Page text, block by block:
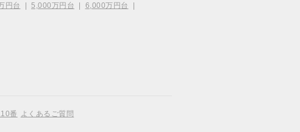
円台 5,000万円台 6,000万円台
番 よくあるご質問